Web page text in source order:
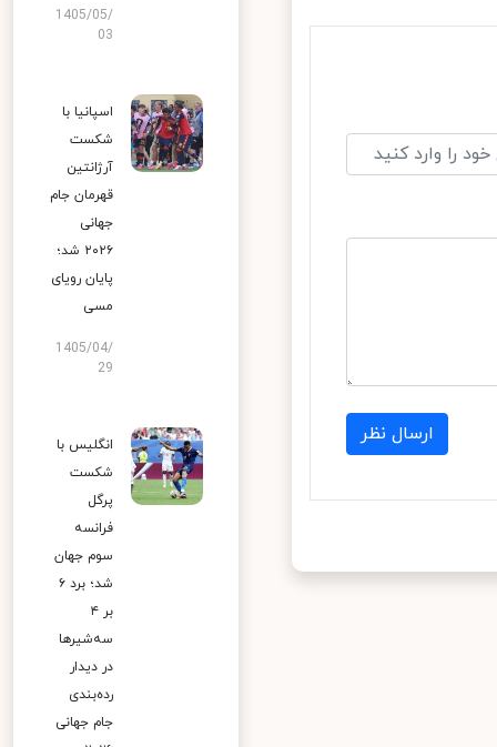
ارسال نظر
1405/05/
03
اسپانیا با
شکست
آرژانتین
قهرمان جام
جهانی
۲۰۲۶ شد؛
پایان رویای
مسی
1405/04/
29
انگلیس با
شکست
پرگل
فرانسه
سوم جهان
شد؛ برد ۶
بر ۴
سه‌شیرها
در دیدار
رده‌بندی
جام جهانی